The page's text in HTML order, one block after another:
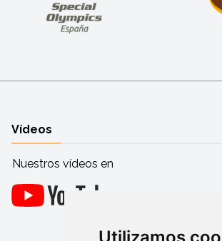
Vídeos
Nuestros vídeos en